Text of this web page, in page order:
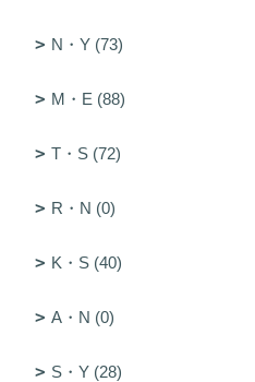
N・Y (73)
M・E (88)
T・S (72)
R・N (0)
K・S (40)
A・N (0)
S・Y (28)